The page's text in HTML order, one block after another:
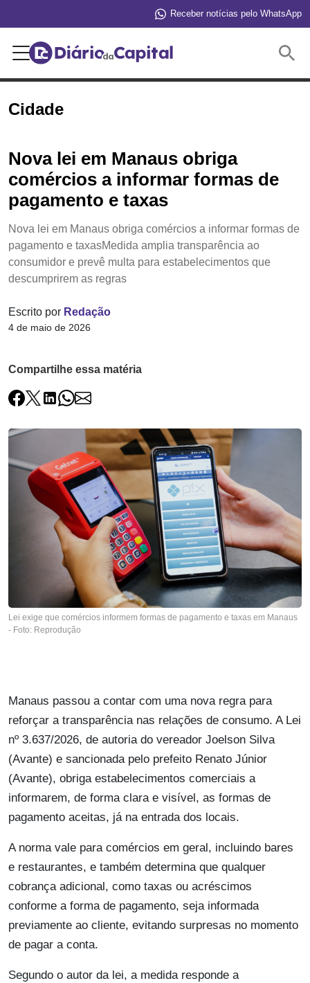
Receber notícias pelo WhatsApp
Cidade
Nova lei em Manaus obriga
comércios a informar formas de
pagamento e taxas
Nova lei em Manaus obriga comércios a informar formas de
pagamento e taxasMedida amplia transparência ao
consumidor e prevê multa para estabelecimentos que
descumprirem as regras
Escrito por Redação
4 de maio de 2026
Compartilhe essa matéria
Lei exige que comércios informem formas de pagamento e taxas em Manaus
- Foto: Reprodução
Manaus passou a contar com uma nova regra para
reforçar a transparência nas relações de consumo. A Lei
nº 3.637/2026, de autoria do vereador Joelson Silva
(Avante) e sancionada pelo prefeito Renato Júnior
(Avante), obriga estabelecimentos comerciais a
informarem, de forma clara e visível, as formas de
pagamento aceitas, já na entrada dos locais.
A norma vale para comércios em geral, incluindo bares
e restaurantes, e também determina que qualquer
cobrança adicional, como taxas ou acréscimos
conforme a forma de pagamento, seja informada
previamente ao cliente, evitando surpresas no momento
de pagar a conta.
Segundo o autor da lei, a medida responde a